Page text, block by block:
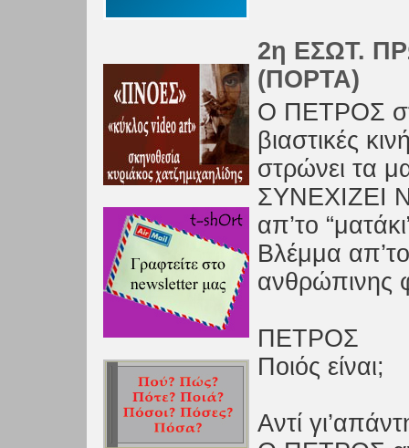
2η ΕΣΩΤ.
(ΠΟΡΤΑ)
Ο ΠΕΤΡΟΣ
βιαστικές
στρώνει τα
ΣΥΝΕΧΙΖΕΙ
απ’το
Βλέμμα
ανθρώπινης
ΠΕΤΡΟΣ
Ποιός είναι;
Αντί